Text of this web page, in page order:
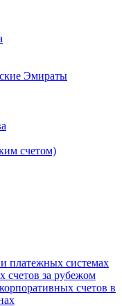
Эмираты
счетом)
платежных системах
счетов за рубежом
счетов в